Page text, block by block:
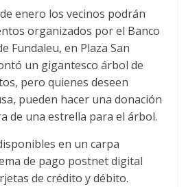
enero los vecinos podrán
organizados por el Banco
Fundaleu, en Plaza San
un gigantesco árbol de
pero quienes deseen
pueden hacer una donación
de una estrella para el árbol.
en un carpa
de pago postnet digital
de crédito y débito.